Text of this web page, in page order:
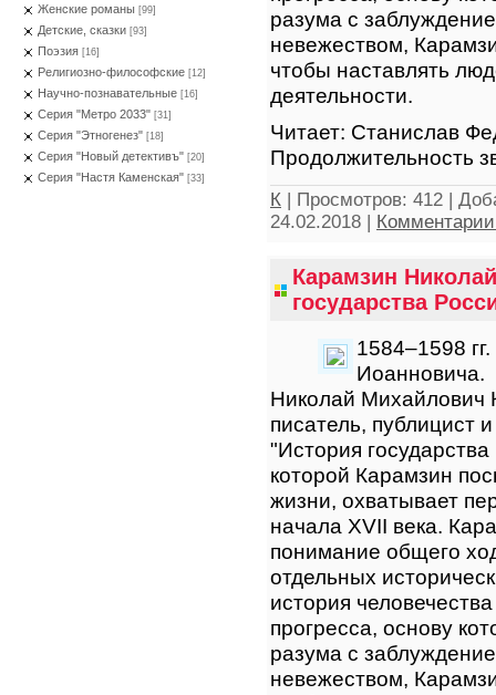
Женские романы [99]
Детские, сказки [93]
Поэзия [16]
Религиозно-философские [12]
Научно-познавательные [16]
Серия "Метро 2033" [31]
Серия "Этногенез" [18]
Серия "Новый детективъ" [20]
Серия "Настя Каменская" [33]
разума с
невежеством,
чтобы наставлять
деятельности.
Читает: Станислав
Продолжительность
К | Просмотров: 412 |
24.02.2018 |
Карамзин
государства
1584–1598
Иоанновича.
Николай Михайлович
писатель, публицист
"История
которой Карамзин
жизни, охватывает
начала XVII века.
понимание общего
отдельных
история
прогресса, основу
разума с
невежеством,